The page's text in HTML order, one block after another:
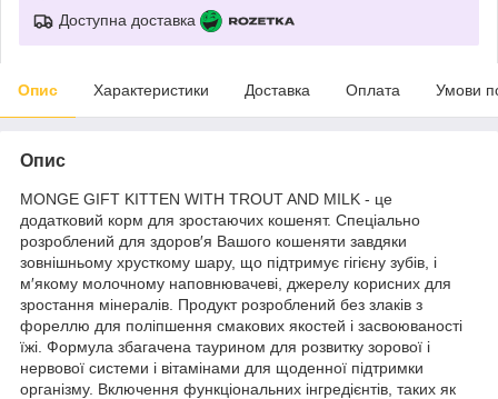
Доступна доставка
Опис Характеристики Доставка Оплата Умови
Опис
MONGE GIFT KITTEN WITH TROUT AND MILK - це
додатковий корм для зростаючих кошенят. Спеціально
розроблений для здоров′я Вашого кошеняти завдяки
зовнішньому хрусткому шару, що підтримує гігієну зубів, і
м′якому молочному наповнювачеві, джерелу корисних для
зростання мінералів. Продукт розроблений без злаків з
фореллю для поліпшення смакових якостей і засвоюваності
їжі. Формула збагачена таурином для розвитку зорової і
нервової системи і вітамінами для щоденної підтримки
організму. Включення функціональних інгредієнтів, таких як